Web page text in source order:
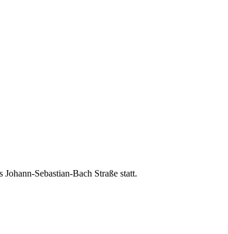
Sebastian-Bach Straße statt.